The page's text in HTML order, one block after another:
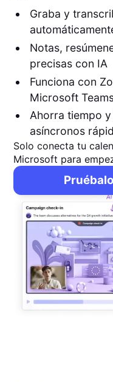
Graba y
Notas,
precisas con IA
Funciona con
Microsoft
Ahorra tiempo
asíncronos
Solo conecta tu
Microsoft para